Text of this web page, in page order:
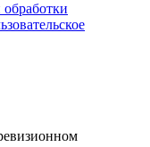
обработки